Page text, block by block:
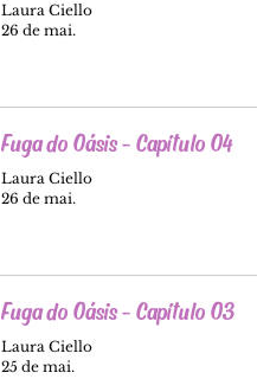
Laura Ciello
26 de mai.
Fuga do Oásis - Capítulo 04
Laura Ciello
26 de mai.
Fuga do Oásis - Capítulo 03
Laura Ciello
25 de mai.